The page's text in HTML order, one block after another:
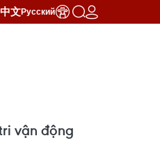
中文Русский
vận động